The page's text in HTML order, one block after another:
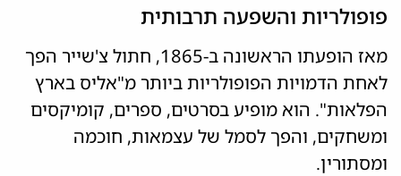
פופולריות והשפעה תרבותית
מאז הופעתו הראשונה ב-1865, חתול צ'שייר הפך
לאחת הדמויות הפופולריות ביותר מ"אליס בארץ
הפלאות". הוא מופיע בסרטים, ספרים, קומיקסים
ומשחקים, והפך לסמל של עצמאות, חוכמה
ומסתורין.